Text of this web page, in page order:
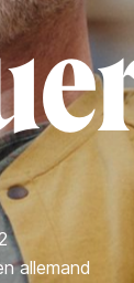
allemand